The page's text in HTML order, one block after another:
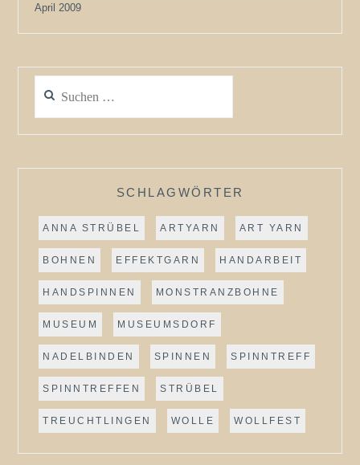
April 2009
nach:
SCHLAGWÖRTER
ANNA STRÜBEL ARTYARN ART YARN
BOHNEN EFFEKTGARN HANDARBEIT
HANDSPINNEN MONSTRANZBOHNE
MUSEUM MUSEUMSDORF
NADELBINDEN SPINNEN SPINNTREFF
SPINNTREFFEN STRÜBEL
TREUCHTLINGEN WOLLE WOLLFEST